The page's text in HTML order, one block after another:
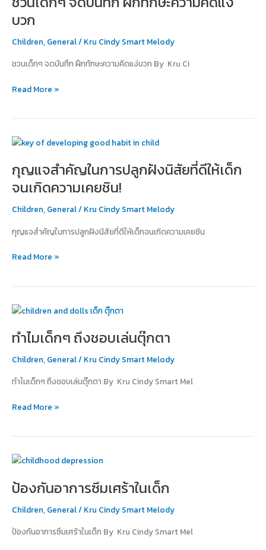
บวก
Children, General/ Kru Cindy Smart Melody
ชวนเด็กๆ จดบันทึก ฝึกทักษะความคิดแง่บวก By Kru Ci
ฝึก
ทักษะ
คิด
บวก
Read More »
กุญแจสำคัญในการปลูกฝังนิสัยที่ดีให้เด็ก
จนเกิดความเคยชิน!
Children, General/ Kru Cindy Smart Melody
กุญแจสำคัญในการปลูกฝังนิสัยที่ดีให้เด็กจนเกิดความเคยชิน
กุญแจ
ใน
การ
ปลูก
ฝัง
ที่
ให้
จน
ความ
Read More »
ทำไมเด็กๆ ถึงชอบเล่นตุ๊กตา
Children, General/ Kru Cindy Smart Melody
ทำไมเด็กๆ ถึงชอบเล่นตุ๊กตา By Kru Cindy Smart Mel
ทำไม
ถึง
เล่น
Read More »
ป้องกันอาการซึมเศร้าในเด็ก
Children, General/ Kru Cindy Smart Melody
ป้องกันอาการซึมเศร้าในเด็ก By Kru Cindy Smart Mel
ป้องกัน
ซึม
ใน